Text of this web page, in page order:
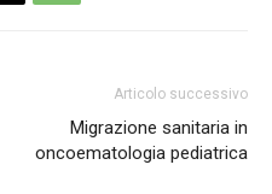
Articolo successivo
Migrazione sanitaria in
oncoematologia pediatrica